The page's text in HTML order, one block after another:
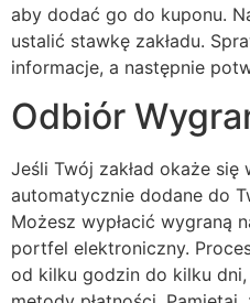
aby dodać go do kuponu.
ustalić stawkę zakładu.
informacje, a następnie
Odbiór
Jeśli Twój zakład okaże
automatycznie dodane do
Możesz wypłacić wygraną
portfel elektroniczny.
od kilku godzin do kilku